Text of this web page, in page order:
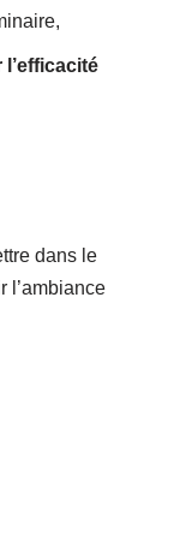
dans le
l’ambiance